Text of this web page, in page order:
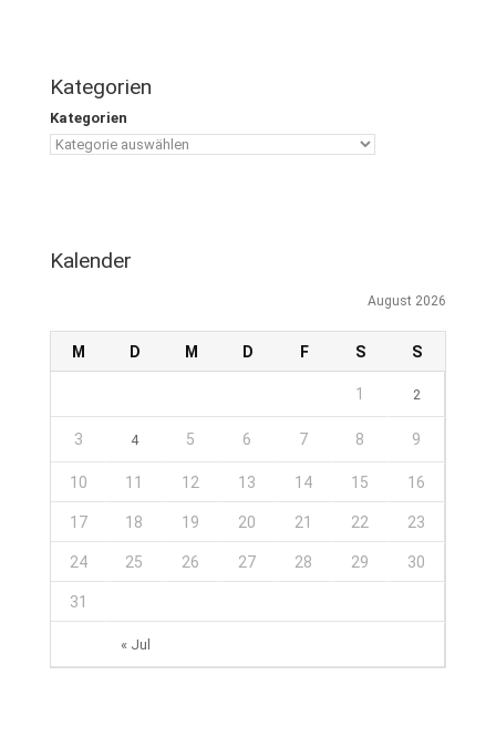
Kategorien
Kategorien
Kalender
August 2026
M D M D F S S
« Jul
1 2
3 4 5 6 7 8 9
10 11 12 13 14 15 16
17 18 19 20 21 22 23
24 25 26 27 28 29 30
31